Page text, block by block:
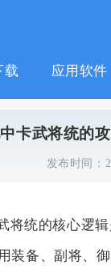
载 应用软件
卡武将统的
发布时间：
将统的核心逻
装备、副将、